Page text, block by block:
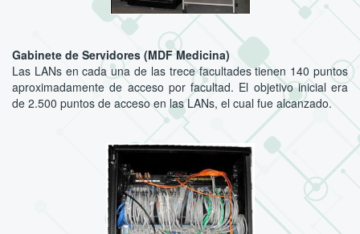
Gabinete de Servidores (MDF Medicina)
Las LANs en cada una de las trece facultades tienen 140 puntos
aproximadamente de acceso por facultad. El objetivo inicial era
de 2.500 puntos de acceso en las LANs, el cual fue alcanzado.